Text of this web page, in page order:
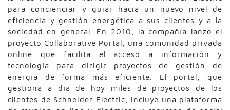
para concienciar y guiar hacia un nuevo nivel de
eficiencia y gestión energética a sus clientes y a la
sociedad en general. En 2010, la compañía lanzó el
proyecto Collaborative Portal, una comunidad privada
online que facilita el acceso a información y
tecnología para dirigir proyectos de gestión de
energía de forma más eficiente. El portal, que
gestiona a día de hoy miles de proyectos de los
clientes de Schneider Electric, incluye una plataforma